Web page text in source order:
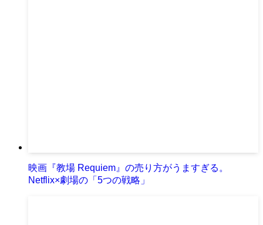
映画『教場 Requiem』の売り方がうますぎる。
Netflix×劇場の「5つの戦略」